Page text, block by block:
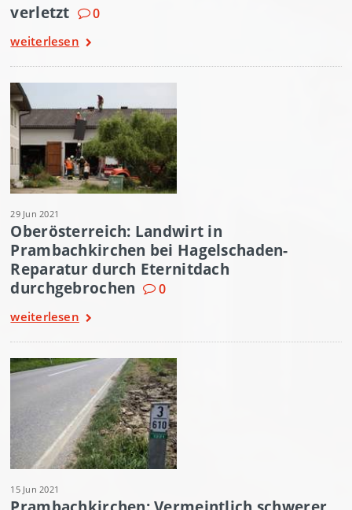
verletzt
0
weiterlesen
29 Jun 2021
Oberösterreich: Landwirt in
Prambachkirchen bei Hagelschaden-
Reparatur durch Eternitdach
durchgebrochen
0
weiterlesen
15 Jun 2021